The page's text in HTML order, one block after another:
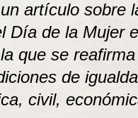
artículo sobre
Día de la Mujer
que se reafirma
de
civil,